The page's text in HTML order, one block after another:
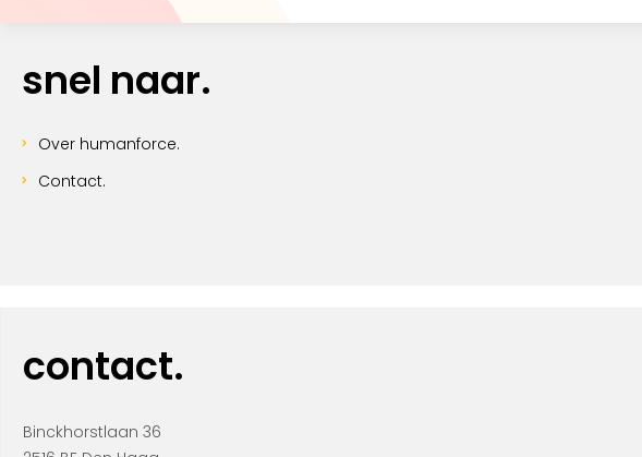
snel naar.
Over humanforce.
Contact.
contact.
Binckhorstlaan 36